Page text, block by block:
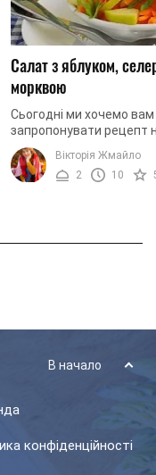
Салат з яблуком,
морквою
Сьогодні ми хочемо вам
запропонувати рецепт
смачного, вітамінного
салату. В його основі
складові: селера,
Вікторія Жмайло
2
10
В начало
конфіденційності